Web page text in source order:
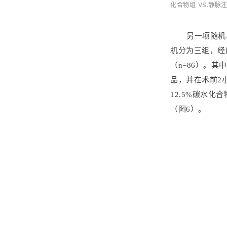
化合物组 VS.静脉
另一项随
机分为三组，
（n=86）。其
品，并在术前2
12.5%碳水化合
（图6）。